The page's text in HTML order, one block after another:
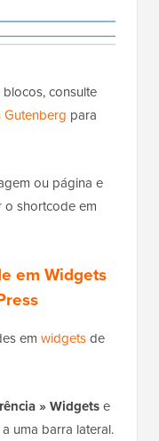
consulte
para
ou página e
o shortcode em
em Widgets
em widgetsde
» Widgetse
uma barra lateral.